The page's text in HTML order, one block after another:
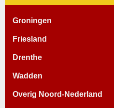
Groningen
Friesland
Drenthe
Wadden
Overig Noord-Nederland